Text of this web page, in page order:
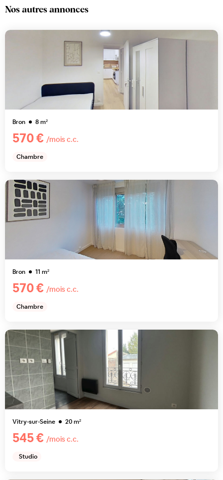
Nos autres annonces
Bron 8m²
570 € /mois c.c.
Chambre
Bron 11 m²
570 € /mois c.c.
Chambre
Vitry-sur-Seine 20m²
545 € /mois c.c.
Studio